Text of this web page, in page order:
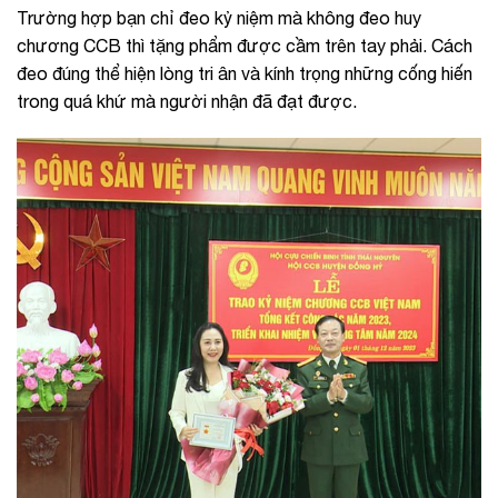
Trường hợp bạn chỉ đeo kỷ niệm mà không đeo huy
chương CCB thì tặng phẩm được cầm trên tay phải. Cách
đeo đúng thể hiện lòng tri ân và kính trọng những cống hiến
trong quá khứ mà người nhận đã đạt được.